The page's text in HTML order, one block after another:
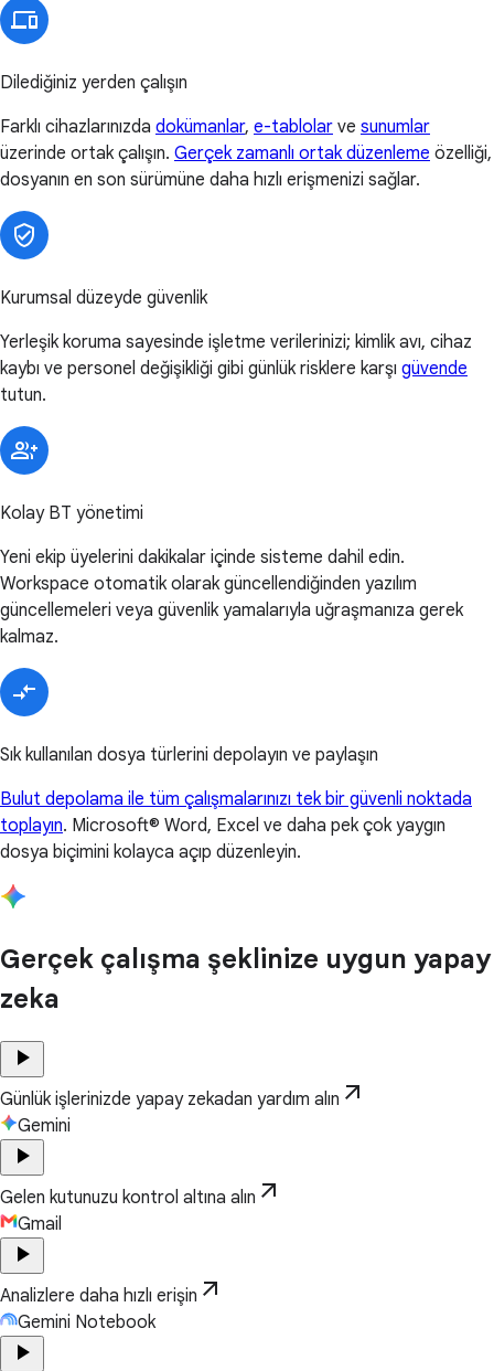
Dilediğiniz yerden çalışın
Farklı cihazlarınızda dokümanlar, e-tablolar ve sunumlar
üzerinde ortak çalışın. Gerçek zamanlı ortak düzenleme özelliği,
dosyanın en son sürümüne daha hızlı erişmenizi sağlar.
Kurumsal düzeyde güvenlik
Yerleşik koruma sayesinde işletme verilerinizi; kimlik avı, cihaz
kaybı ve personel değişikliği gibi günlük risklere karşı güvende
tutun.
Kolay BT yönetimi
Yeni ekip üyelerini dakikalar içinde sisteme dahil edin.
Workspace otomatik olarak güncellendiğinden yazılım
güncellemeleri veya güvenlik yamalarıyla uğraşmanıza gerek
kalmaz.
Sık kullanılan dosya türlerini depolayın ve paylaşın
Bulut depolama ile tüm çalışmalarınızı tek bir güvenli noktada
toplayın. Microsoft® Word, Excel ve daha pek çok yaygın
dosya biçimini kolayca açıp düzenleyin.
Gerçek çalışma şeklinize uygun yapay
zeka
play_arrow
Günlük işlerinizde yapay zekadan yardım alın arrow_outward
Gemini
play_arrow
Gelen kutunuzu kontrol altına alın arrow_outward
Gmail
play_arrow
Analizlere daha hızlı erişin arrow_outward
Gemini Notebook
play_arrow